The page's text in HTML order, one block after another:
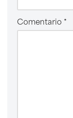
Comentario *